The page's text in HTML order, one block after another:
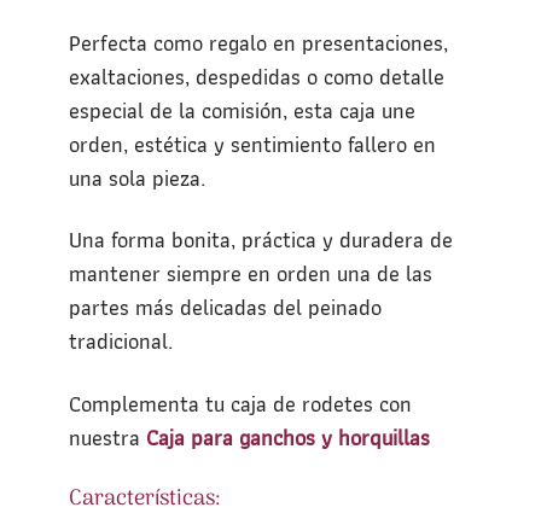
Perfecta como regalo en presentaciones,
exaltaciones, despedidas o como detalle
especial de la comisión, esta caja une
orden, estética y sentimiento fallero en
una sola pieza.
Una forma bonita, práctica y duradera de
mantener siempre en orden una de las
partes más delicadas del peinado
tradicional.
Complementa tu caja de rodetes con
nuestra Caja para ganchos y horquillas
Características: